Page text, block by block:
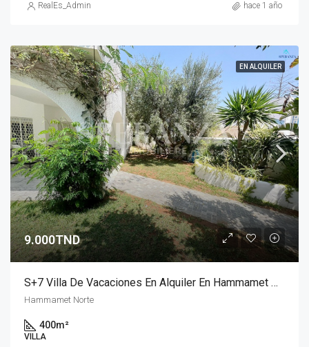
RealEs_Admin hace 1 año
EN ALQUILER
9.000TND
S+7 Villa De Vacaciones En Alquiler En Hammamet Nord Con Piscina Y Jardín
Hammamet Norte
400m²
VILLA